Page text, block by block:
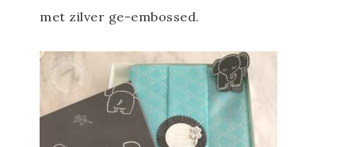
met zilver ge-embossed.